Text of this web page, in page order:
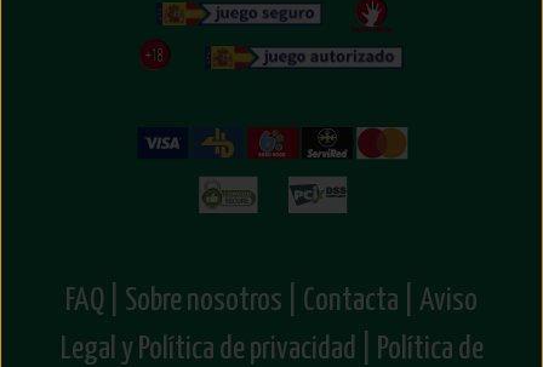
Próximamente te anunciaremos que puedes hacer
Pero recuerda, con cada compra ya estás donando!
FAQ | Sobre nosotros | Contacta |
Aviso
Legal y Política de privacidad |
Política de